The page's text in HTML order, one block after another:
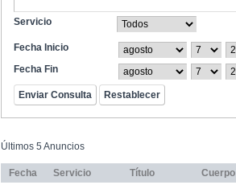
Servicio
Fecha Inicio
Fecha Fin
Últimos 5 Anuncios
Fecha Servicio Título Cuerpo